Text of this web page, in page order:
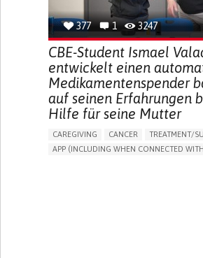
377 1 3247
CBE-Student Ismael
entwickelt einen
Medikamentenspender
auf seinen Erfahrungen
Hilfe für seine Mutter
CAREGIVING CANCER
TREATMENT/
APP (INCLUDING WHEN CONNECTED